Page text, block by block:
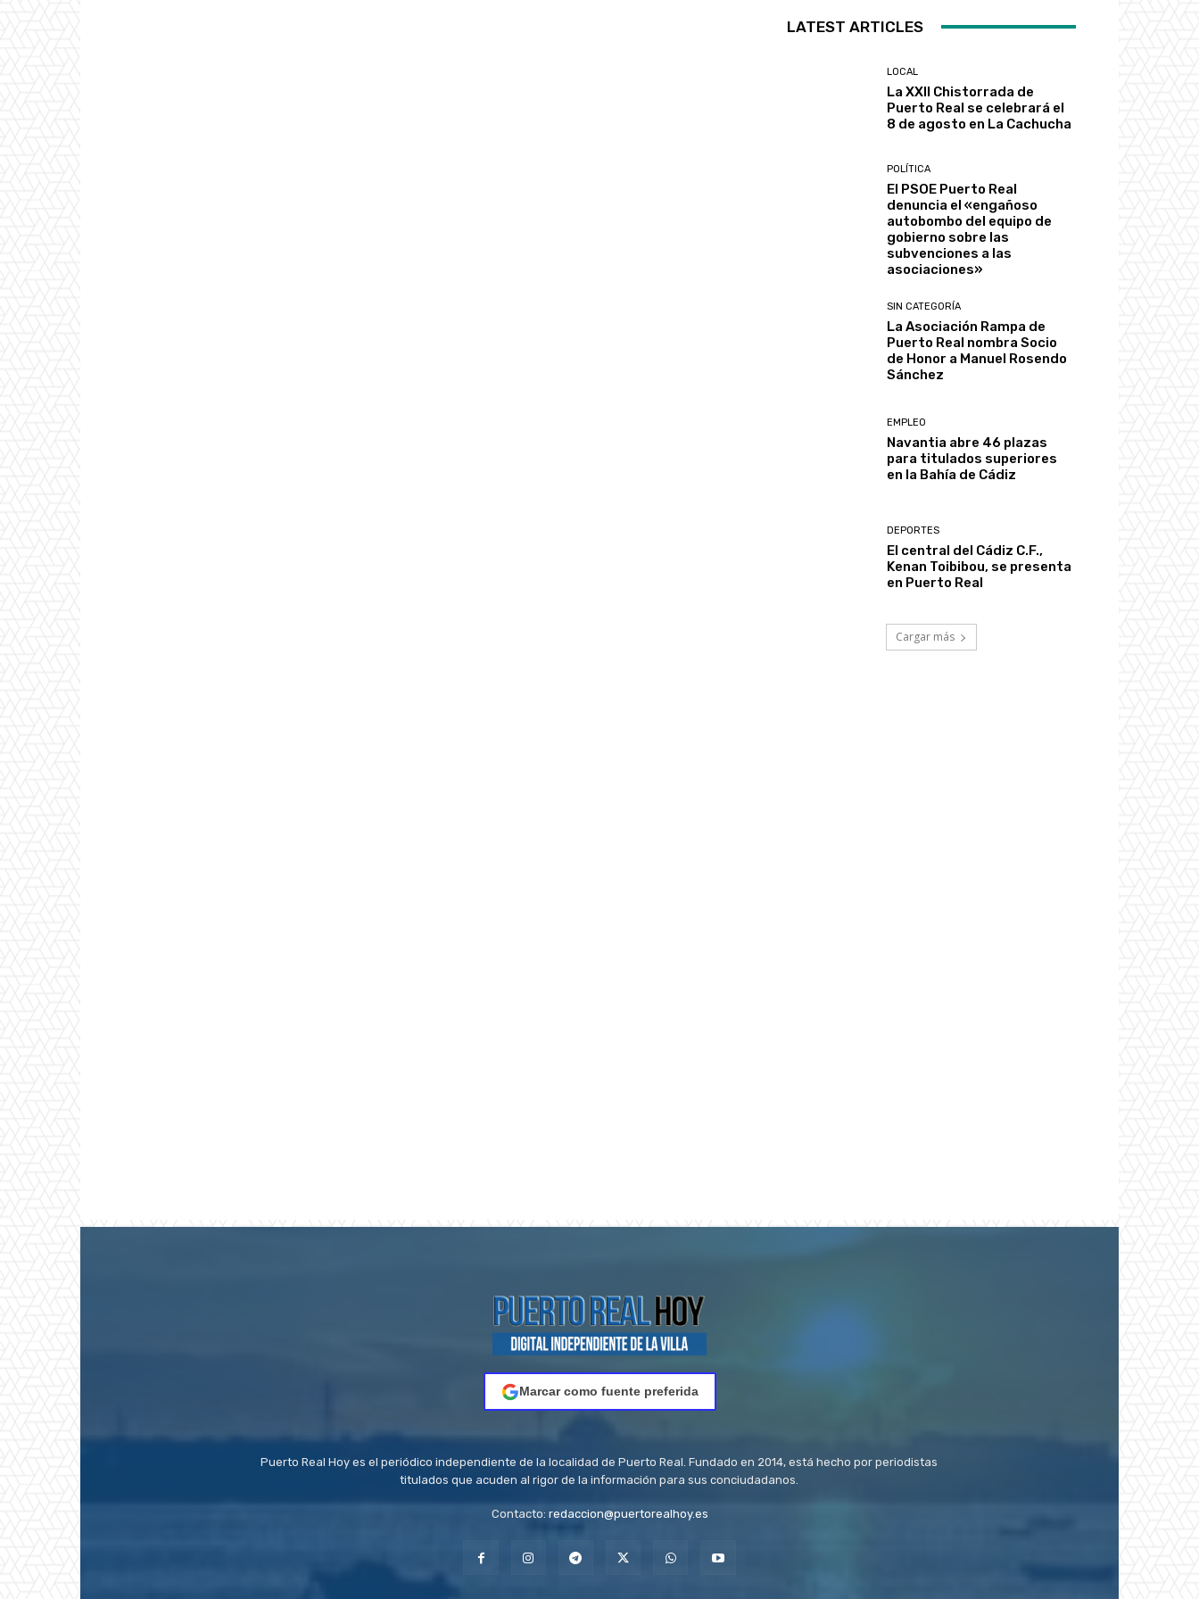
LATEST ARTICLES
LOCAL
La XXII Chistorrada de
Puerto Real se celebrará el
8 de agosto en La Cachucha
POLÍTICA
El PSOE Puerto Real
denuncia el «engañoso
autobombo del equipo de
gobierno sobre las
subvenciones a las
asociaciones»
SIN CATEGORÍA
La Asociación Rampa de
Puerto Real nombra Socio
de Honor a Manuel Rosendo
Sánchez
EMPLEO
Navantia abre 46 plazas
para titulados superiores
en la Bahía de Cádiz
DEPORTES
El central del Cádiz C.F.,
Kenan Toibibou, se presenta
en Puerto Real
Cargar más
Marcar como fuente preferida
Puerto Real Hoy es el periódico independiente de la localidad de Puerto Real. Fundado en 2014, está hecho por periodistas
titulados que acuden al rigor de la información para sus conciudadanos.
Contacto: redaccion@puertorealhoy.es